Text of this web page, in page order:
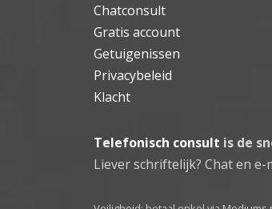
Chatconsult
Gratis account
Getuigenissen
Privacybeleid
Klacht
Telefonisch consult is de
Liever schriftelijk? Chat en